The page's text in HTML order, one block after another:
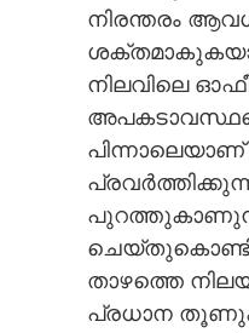
നിരന്തരം
നിലവിലെ
താഴത്തെ
പ്രധാന